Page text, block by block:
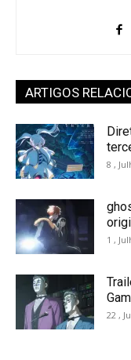
ARTIGOS
8 ,
1 ,
22 ,